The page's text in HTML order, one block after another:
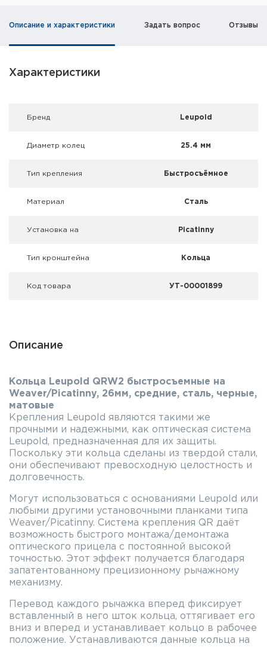
Опоры и станки для оружия
Термосы, термосумки, бутылки
Сигнальные средства
Дартс
Комплекты
Описание и характеристики Задать вопрос Отзывы
Характеристики
Брeнд Leupold
Диаметр колец 25.4 мм
Тип крепления Быстросъёмное
Материал Сталь
Установка на Picatinny
Тип кронштейна Кольца
Код товара УТ-00001899
Описание
Кольца Leupold QRW2 быстросъемные на
Weaver/Picatinny, 26мм, средние, сталь, черные,
матовые
Крепления Leupold являются такими же
прочными и надежными, как оптическая система
Leupold, предназначенная для их защиты.
Поскольку эти кольца сделаны из твердой стали,
они обеспечивают превосходную целостность и
долговечность.
Могут использоваться с основаниями Leupold или
любыми другими установочными планками типа
Weaver/Picatinny. Система крепления QR даёт
возможность быстрого монтажа/демонтажа
оптического прицела с постоянной высокой
точностью. Этот эффект получается благодаря
запатентованному прецизионному рычажному
механизму.
Перевод каждого рычажка вперед фиксирует
вставленный в него шток кольца, оттягивает его
вниз и вперед и устанавливает кольцо в рабочее
положение. Устанавливаются данные кольца на